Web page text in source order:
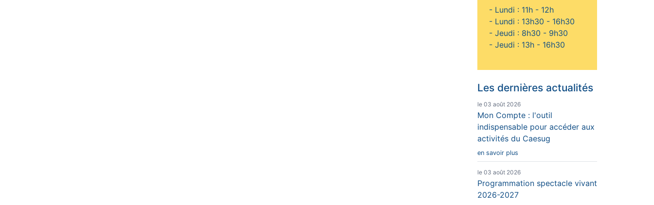
- Lundi : 11h - 12h
- Lundi : 13h30 - 16h30
- Jeudi : 8h30 - 9h30
- Jeudi : 13h - 16h30
Les dernières actualités
le 03 août 2026
Mon Compte : l'outil
indispensable pour accéder aux
activités du Caesug
en savoir plus
le 03 août 2026
Programmation spectacle vivant
2026-2027